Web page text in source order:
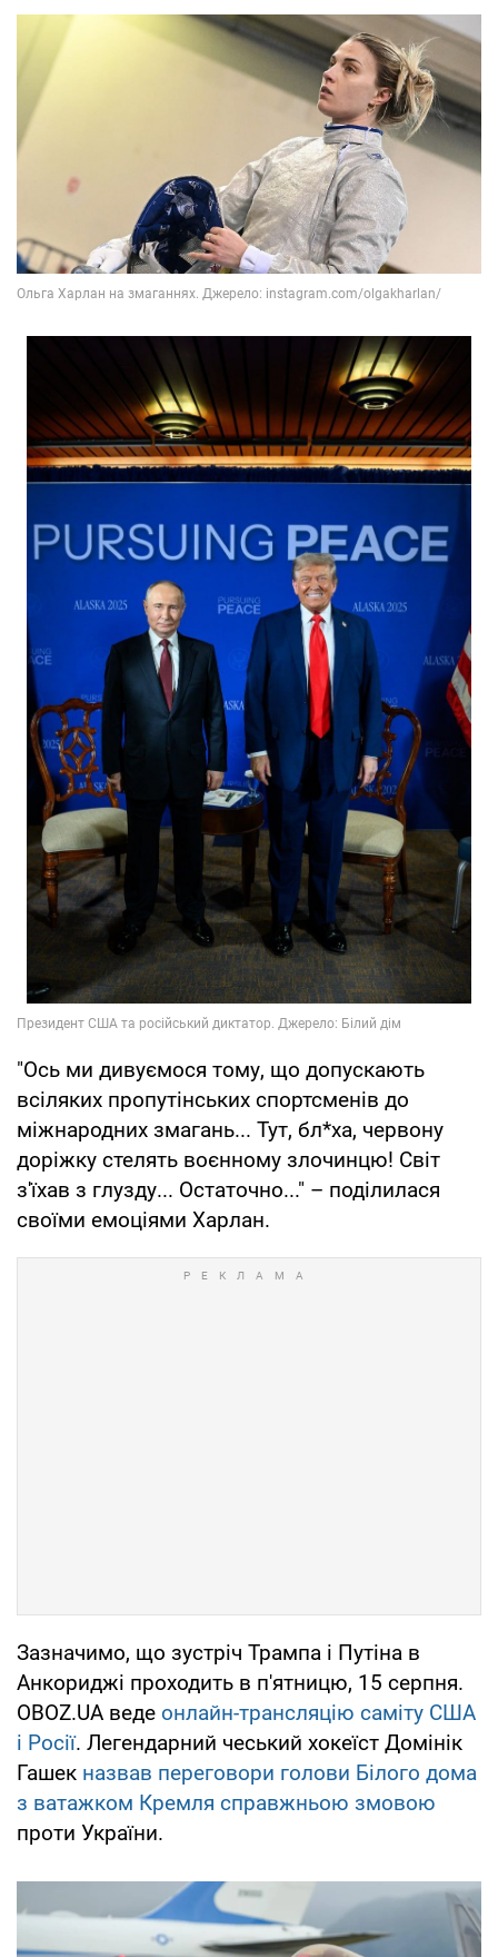
"Ось ми дивуємося тому, що допускають
всіляких пропутінських спортсменів до
міжнародних змагань... Тут, бл*ха, червону
доріжку стелять воєнному злочинцю! Світ
з'їхав з глузду... Остаточно..." – поділилася
своїми емоціями Харлан.
Зазначимо, що зустріч Трампа і Путіна в
Анкориджі проходить в п'ятницю, 15 серпня.
OBOZ.UA веде онлайн-трансляцію саміту США
і Росії. Легендарний чеський хокеїст Домінік
Гашек назвав переговори голови Білого дома
з ватажком Кремля справжньою змовою
проти України.